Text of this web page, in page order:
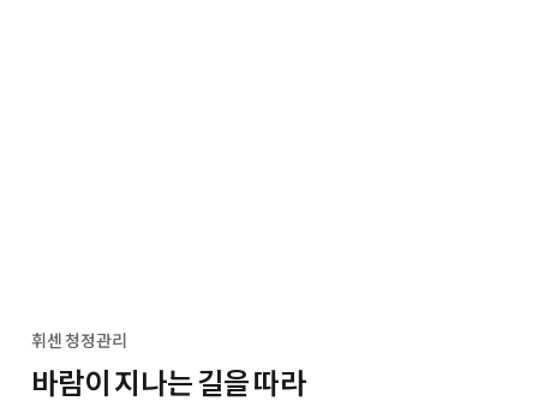
휘센 청정관리
바람이 지나는 길을 따라